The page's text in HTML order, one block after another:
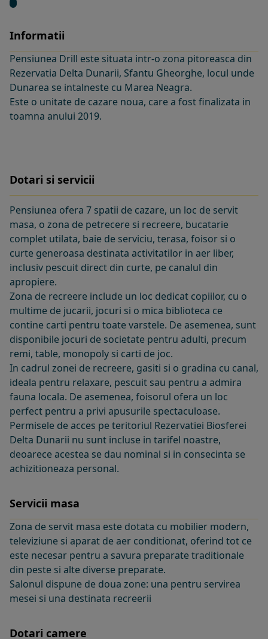
Informatii
Pensiunea Drill este situata intr-o zona pitoreasca din
Rezervatia Delta Dunarii, Sfantu Gheorghe, locul unde
Dunarea se intalneste cu Marea Neagra.
Este o unitate de cazare noua, care a fost finalizata in
toamna anului 2019.
Dotari si servicii
Pensiunea ofera 7 spatii de cazare, un loc de servit
masa, o zona de petrecere si recreere, bucatarie
complet utilata, baie de serviciu, terasa, foisor si o
curte generoasa destinata activitatilor in aer liber,
inclusiv pescuit direct din curte, pe canalul din
apropiere.
Zona de recreere include un loc dedicat copiilor, cu o
multime de jucarii, jocuri si o mica biblioteca ce
contine carti pentru toate varstele. De asemenea, sunt
disponibile jocuri de societate pentru adulti, precum
remi, table, monopoly si carti de joc.
In cadrul zonei de recreere, gasiti si o gradina cu canal,
ideala pentru relaxare, pescuit sau pentru a admira
fauna locala. De asemenea, foisorul ofera un loc
perfect pentru a privi apusurile spectaculoase.
Permisele de acces pe teritoriul Rezervatiei Biosferei
Delta Dunarii nu sunt incluse in tarifel noastre,
deoarece acestea se dau nominal si in consecinta se
achizitioneaza personal.
Servicii masa
Zona de servit masa este dotata cu mobilier modern,
televiziune si aparat de aer conditionat, oferind tot ce
este necesar pentru a savura preparate traditionale
din peste si alte diverse preparate.
Salonul dispune de doua zone: una pentru servirea
mesei si una destinata recreerii
Dotari camere